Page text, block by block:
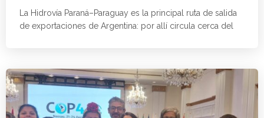
La Hidrovía Paraná–Paraguay es la principal ruta de salida
de exportaciones de Argentina: por allí circula cerca del